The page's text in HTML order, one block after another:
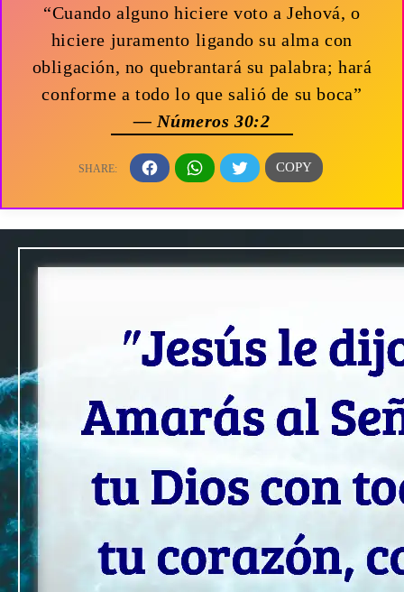
“Cuando alguno hiciere voto a Jehová, o
hiciere juramento ligando su alma con
obligación, no quebrantará su palabra; hará
conforme a todo lo que salió de su boca”
— Números 30:2